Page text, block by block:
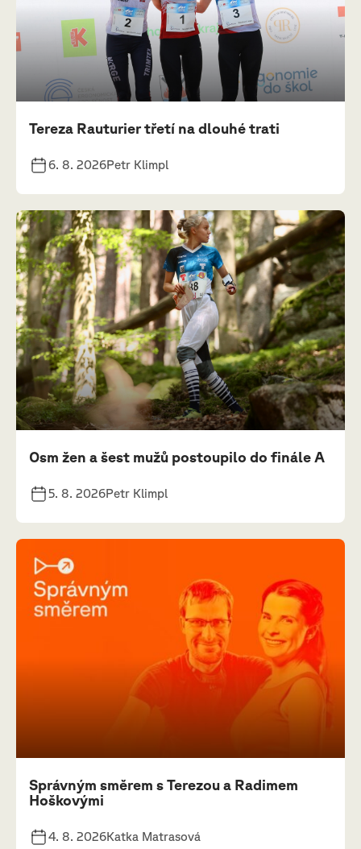
Tereza Rauturier třetí na dlouhé trati
6. 8. 2026Petr Klimpl
Osm žen a šest mužů postoupilo do finále A
5. 8. 2026Petr Klimpl
Správným směrem s Terezou a Radimem
Hoškovými
4. 8. 2026Katka Matrasová